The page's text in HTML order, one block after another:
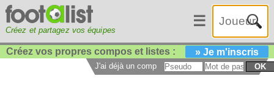
Créez et partagez vos équipes
☰
Créez vos propres compos et listes : » Je m'inscris
J'ai déjà un compte : OK